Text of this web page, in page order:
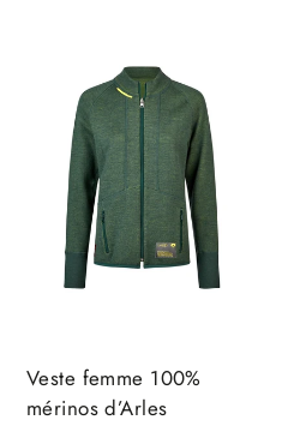
Veste femme 100%
mérinos d’Arles